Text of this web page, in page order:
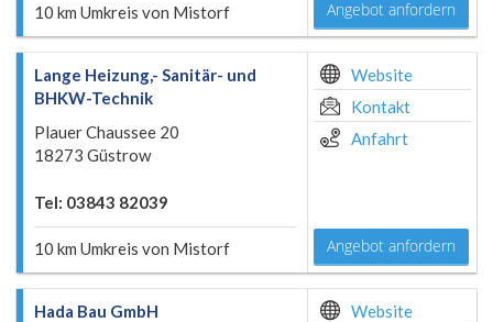
10 km Umkreis von Mistorf Angebot anfordern
Lange Heizung,- Sanitär- und
BHKW-Technik
Plauer Chaussee 20
18273 Güstrow
Tel: 03843 82039
10 km Umkreis von Mistorf
Website
Kontakt
Anfahrt
Angebot anfordern
Hada Bau GmbH
Website